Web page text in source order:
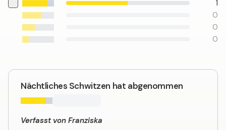
1
0
0
0
Nächtliches Schwitzen hat abgenommen
Verfasst von Franziska